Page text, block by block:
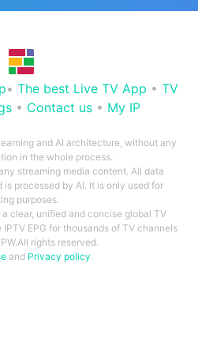
• The best Live TV App • TV
• Contact us• My IP
and AI architecture, without any
in the whole process.
streaming media content. All data
processed by AI. It is only used for
purposes.
clear, unified and concise global TV
EPG for thousands of TV channels
rights reserved.
and Privacy policy.